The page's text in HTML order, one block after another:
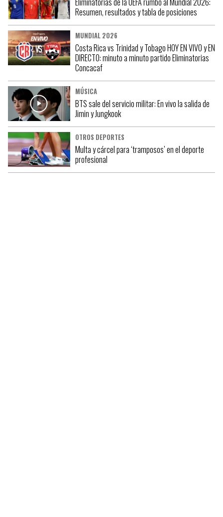
Resumen, resultados y tabla de posiciones
MUNDIAL 2026
Costa Rica vs Trinidad y Tobago HOY EN VIVO y EN
DIRECTO: minuto a minuto partido Eliminatorias
Concacaf
MÚSICA
BTS sale del servicio militar: En vivo la salida de
Jimin y Jungkook
OTROS DEPORTES
Multa y cárcel para ‘tramposos’ en el deporte
profesional